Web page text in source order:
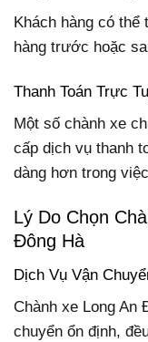
Khách hàng có thể
hàng trước hoặc
Thanh Toán Trực
Một số chành xe
cấp dịch vụ thanh
dàng hơn trong
Lý Do Chọn
Đông Hà
Dịch Vụ Vận
Chành xe Long An
chuyển ổn định,